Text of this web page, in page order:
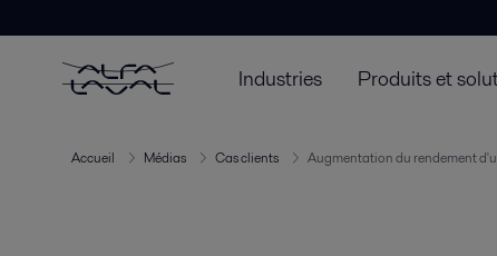
Industries Produits et
Accueil Médias Cas clients Augmentation du rendement